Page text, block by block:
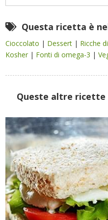
Questa ricetta è
Cioccolato | Dessert | Ricche
Kosher | Fonti di omega-3 |
Queste altre